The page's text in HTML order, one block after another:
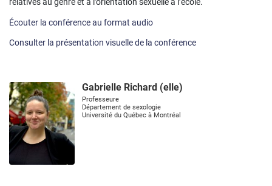
Écouter la conférence au format audio
Consulter la présentation visuelle de la conférence
Gabrielle Richard (elle)
Professeure
Département de sexologie
Université du Québec à Montréal